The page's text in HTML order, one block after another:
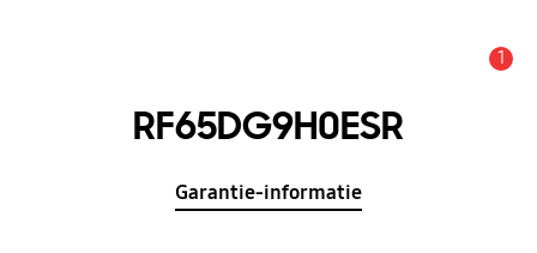
1
RF65DG9H0ESR
Garantie-informatie